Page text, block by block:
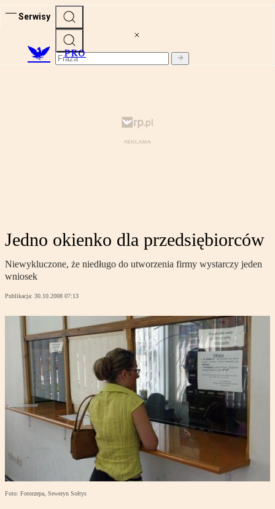
Serwisy
PRO
Jedno okienko dla przedsiębiorców
Niewykluczone, że niedługo do utworzenia firmy wystarczy jeden
wniosek
Publikacja: 30.10.2008 07:13
Foto: Fotorzepa, Seweryn Sołtys